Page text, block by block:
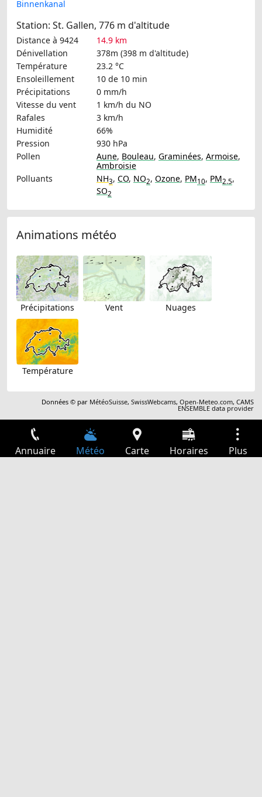
Binnenkanal
Station: St. Gallen, 776 m d'altitude
Distance à 9424
14.9 km
Dénivellation
378m (398 m d'altitude)
Température
23.2 °C
Ensoleillement
10 de 10 min
Précipitations
0 mm/h
Vitesse du vent
1 km/h du NO
Rafales
3 km/h
Humidité
66%
Pression
930 hPa
Pollen
Aune, Bouleau, Graminées, Armoise,
Ambroisie
Polluants
NH3, CO, NO2, Ozone, PM10, PM2.5,
SO2
Animations météo
Précipitations Vent Nuages
Température
Données © par MétéoSuisse,SwissWebcams,Open-Meteo.com,CAMS
ENSEMBLE data provider
Annuaire Météo Carte Horaires Plus